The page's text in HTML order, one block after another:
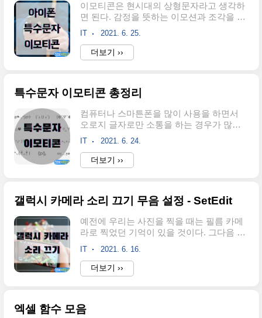
스들을 제공하고 있다. 위 서비스 목록에서
이모티콘 서비스에서 우리가 원하는 이모티
콘들을 제공하고 있다. 아래 링크를 클릭하
면 사이트로 이동이 된다. 특이한 특수문자
이모티콘 텍대 모음 | ⌨️SNS Keyboard SNS
이모티콘은 현시대의 상형문자라고 생각하
면 된다. 감정을 뜻하는 이모션과 조각을 뜻
하는 아이콘의 합성어가 이모티콘이다. 온
를 전달하기 위한 하나의 그림기호이다. 그
냥 텍스트로만으로는 감정을 전달하는 것을
이 보낸다면 기쁘다는 감정이 더 잘 전달될
정리해봤는데 이번 글에서는 아이폰에서 키
보드를 추가해서 특수문자 이모티콘을 사용
하는 방법을 알아보려고 한다. 아이폰 특수
문자 이모티콘 아이폰에서 사용이 가능한
이모티콘은 카오모지 라는 이모티콘이다.
아이폰에서는 Kana 키..
IT 2021. 6. 25.
더보기 ››
특수문자 이모티콘 총정리
컴퓨터나 스마튼폰을 많이 사용을 하면서
오로지 글자로만 소통을 하는 경우가 많다.
메신저로 대화를 한다거나 SNS에서 게시글
을 표현하는 것은 한계가 있다. 그렇기 때문
에 많은 사람들이 감정을 나타낼 수 있는 이
이모티콘 말고 특수문자들의 조합으로 만들
보았다. 감정이나 상황별로 정리를 해보았
다. 기쁨 (´•̥ω•̥`) ･ั﹏･ั ๑•̥﹏•̥๑ ʘ̥﹏ʘ ʘ̥_ʘ̥ (｡ŏ
﹏ŏ)｡ (o´〰`o) ٩(͡ï_͡ï☂•᷄ ρ•᷅ ･᷄ ︵･᷅ (ᗒᗣᗕ)՞ ( ͒ ́ඉ
ଵ˛̼ଵ ꒦..
IT 2021. 6. 24.
더보기 ››
갤럭시 카메라 소리 끄기 무음 설정 - SetEdit
예전에 우리는 사진을 찍을 때는 필름 카메
라로 찍었던 기억이 있을 것이다. 그다음 세
대에는 디지털카메라. 요즘은 진짜 전문적
으로 사진을 찍는 것이 아니면 보통 휴대폰
카메라로 사진을 찍는다. 세상이 참 많이 좋
아진 것이다. 각설하고 우리나라에서 출시
마 도촬을 방지하기 위해서 촬영음이 나도
IT 2021. 6. 16.
더보기 ››
엑셀 함수 모음